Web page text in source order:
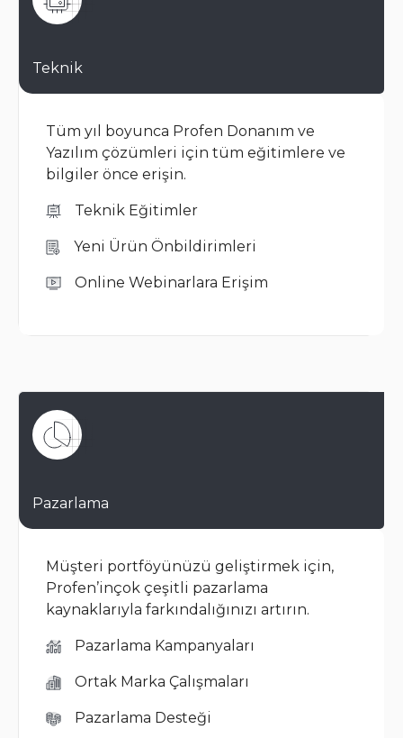
Teknik
Tüm yıl boyunca Profen Donanım ve
Yazılım çözümleri için tüm eğitimlere ve
bilgiler önce erişin.
Teknik Eğitimler
Yeni Ürün Önbildirimleri
Online Webinarlara Erişim
Pazarlama
Müşteri portföyünüzü geliştirmek için,
Profen’inçok çeşitli pazarlama
kaynaklarıyla farkındalığınızı artırın.
Pazarlama Kampanyaları
Ortak Marka Çalışmaları
Pazarlama Desteği